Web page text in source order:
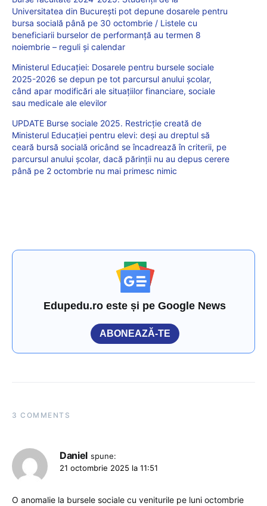
Universitatea din București pot depune dosarele pentru
bursa socială până pe 30 octombrie / Listele cu
beneficiarii burselor de performanță au termen 8
noiembrie – reguli și calendar
Ministerul Educației: Dosarele pentru bursele sociale
2025-2026 se depun pe tot parcursul anului școlar,
când apar modificări ale situațiilor financiare, sociale
sau medicale ale elevilor
UPDATE Burse sociale 2025. Restricție creată de
Ministerul Educației pentru elevi: deși au dreptul să
ceară bursă socială oricând se încadrează în criterii, pe
parcursul anului școlar, dacă părinții nu au depus cerere
până pe 2 octombrie nu mai primesc nimic
Edupedu.ro este și pe Google News
ABONEAZĂ-TE
3 COMMENTS
Daniel spune:
21 octombrie 2025 la 11:51
O anomalie la bursele sociale cu veniturile pe luni octombrie